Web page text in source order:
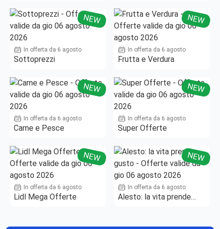
NEW
In offerta da 6 agosto
Sottoprezzi
NEW
In offerta da 6 agosto
Frutta e Verdura
NEW
In offerta da 6 agosto
Carne e Pesce
NEW
In offerta da 6 agosto
Super Offerte
NEW
In offerta da 6 agosto
Lidl Mega Offerte
NEW
In offerta da 6 agosto
Alesto: la vita prende